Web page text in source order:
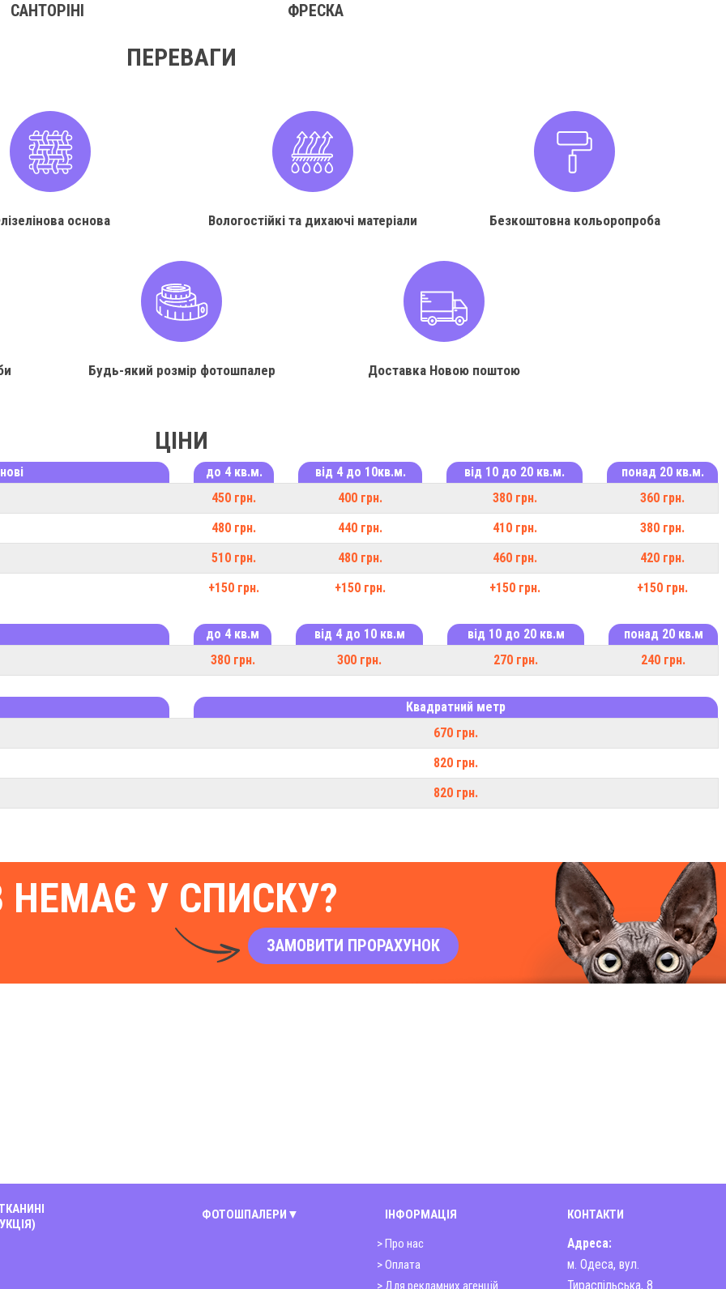
САНТОРІНІ ФРЕСКА
ПЕРЕВАГИ
основа Вологостійкі та дихаючі матеріали Безкоштовна кольоропроба
Будь-який розмір фотошпалер Доставка Новою поштою
ЦІНИ
до 4 кв.м. від 4 до 10кв.м. від 10 до 20 кв.м.
понад 20 кв.м.
450 грн.
400 грн. 380 грн.
360 грн.
480 грн.
440 грн. 410 грн.
380 грн.
510 грн.
480 грн. 460 грн.
420 грн.
+150 грн.
+150 грн. +150 грн. +150 грн.
до 4 кв.м від 4 до 10 кв.м від 10 до 20 кв.м
понад 20 кв.м
380 грн.
300 грн. 270 грн. 240 грн.
Квадратний метр
670 грн.
820 грн.
820 грн.
НЕМАЄ У СПИСКУ?
ЗАМОВИТИ ПРОРАХУНОК
ФОТОШПАЛЕРИ
ІНФОРМАЦІЯ
> Про нас
> Оплата
> Для рекламних агенцій
КОНТАКТИ
Адреса:
м. Одеса, вул.
Тираспільська, 8